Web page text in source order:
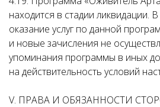
находится в стадии ликвидации.
оказание услуг по данной
и новые зачисления не
упоминания программы в иных
на действительность условий
V. ПРАВА И ОБЯЗАННОСТИ